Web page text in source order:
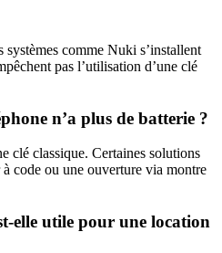
comme Nuki s’installent
pas l’utilisation d’une clé
n’a plus de batterie ?
clé classique. Certaines solutions
code ou une ouverture via montre
elle utile pour une location